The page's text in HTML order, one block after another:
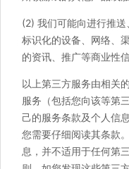
(2) 我们可能向进行推
标识化的设备、网络、
的资讯、推广等商业性信
以上第三方服务由相关
服务（包括您向该等第
己的服务条款及个人信
您需要仔细阅读其条款
息，并不适用于任何第